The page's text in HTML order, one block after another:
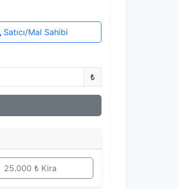
Satıcı/Mal Sahibi
₺
25.000 ₺ Kira